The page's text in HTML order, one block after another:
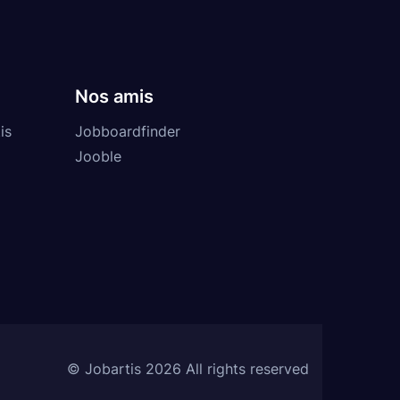
Nos amis
Jobboardfinder
Jooble
© Jobartis 2026 All rights reserved